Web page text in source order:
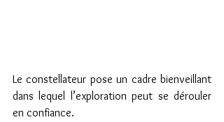
Le constellateur pose un cadre bienveillant
dans lequel l’exploration peut se dérouler
en confiance.